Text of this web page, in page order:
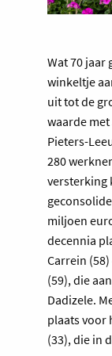
Wat 70 jaar
winkeltje
uit tot de
waarde
Pieters-
280
versterking
miljoen
decennia
Carrein
(59), die
Dadizele.
plaats voor
(33), die in